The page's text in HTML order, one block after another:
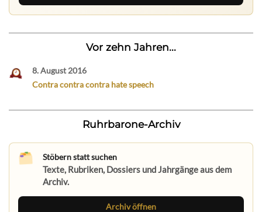
Vor zehn Jahren...
8. August 2016
Contra contra contra hate speech
Ruhrbarone-Archiv
Stöbern statt suchen
Texte, Rubriken, Dossiers und Jahrgänge aus dem
Archiv.
Archiv öffnen